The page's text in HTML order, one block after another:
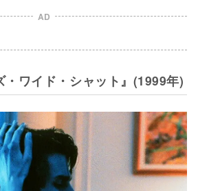
AD
・ワイド・シャット』(1999年)